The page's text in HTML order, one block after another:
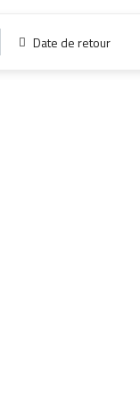
Date de retour